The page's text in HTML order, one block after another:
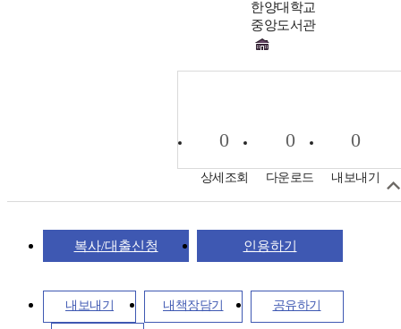
한양대학교
중앙도서관
0
상세조회
0
다운로드
0
내보내기
복사/대출신청 인용하기
내보내기 내책장담기 공유하기